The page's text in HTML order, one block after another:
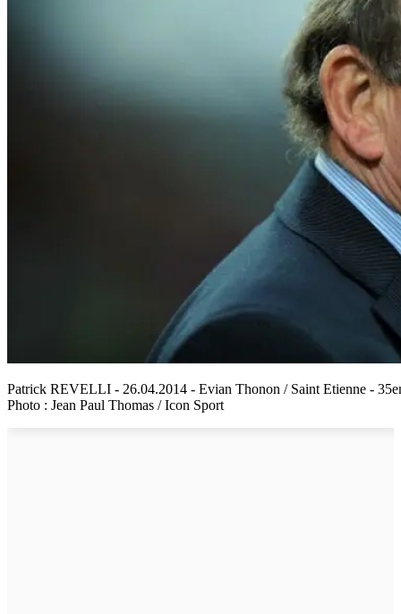
Patrick REVELLI - 26.04.2014 - Evian Thonon / Saint Etienne -
Photo : Jean Paul Thomas / Icon Sport